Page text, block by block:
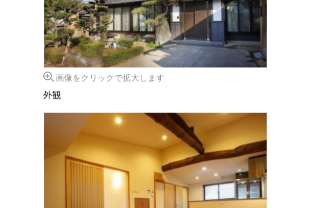
画像をクリックで拡大します
外観